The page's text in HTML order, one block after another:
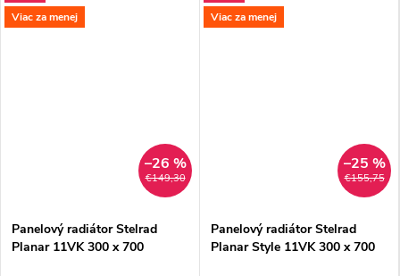
Viac za menej
€149,30
–26 %
Panelový radiátor Stelrad
Planar 11VK 300 x 700
Viac za menej
€155,75
–25 %
Panelový radiátor Stelrad
Planar Style 11VK 300 x 700